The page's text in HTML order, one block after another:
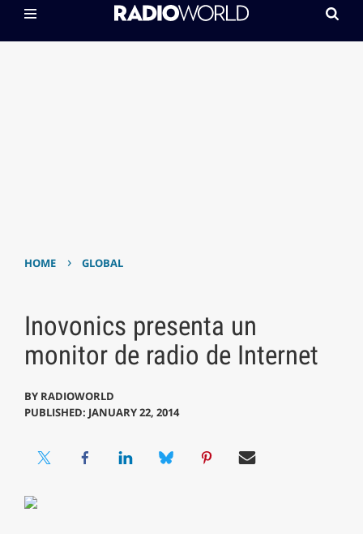
HOME › GLOBAL
Inovonics presenta un
monitor de radio de Internet
BY RADIOWORLD
PUBLISHED: JANUARY 22, 2014